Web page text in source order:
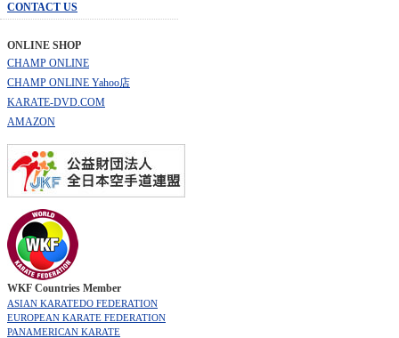
CONTACT US
ONLINE SHOP
CHAMP ONLINE
CHAMP ONLINE Yahoo店
KARATE-DVD.COM
AMAZON
WKF Countries Member
ASIAN KARATEDO FEDERATION
EUROPEAN KARATE FEDERATION
PANAMERICAN KARATE